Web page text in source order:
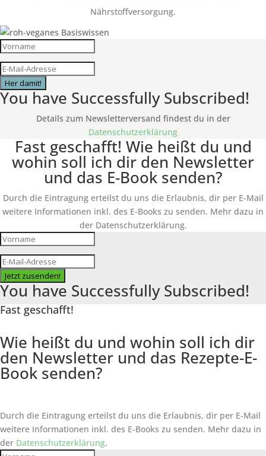
Nährstoffversorgung.
Her damit!
You have Successfully Subscribed!
Details zum Newsletterversand findest du in der
Datenschutzerklärung
Fast geschafft! Wie heißt du und
wohin soll ich dir den Newsletter
und das E-Book senden?
Durch die Eintragung erteilst du uns die Erlaubnis, dir per E-Mail
weitere Informationen inkl. des E-Books zu senden. Mehr dazu in
der Datenschutzerklärung.
Jetzt zusenden!
You have Successfully Subscribed!
Fast geschafft!
Wie heißt du und wohin soll ich dir
den Newsletter und das Rezepte-E-
Book senden?
Durch die Eintragung erteilst du uns die Erlaubnis, dir per E-Mail
weitere Informationen inkl. des E-Books zu senden. Mehr dazu in
der Datenschutzerklärung.